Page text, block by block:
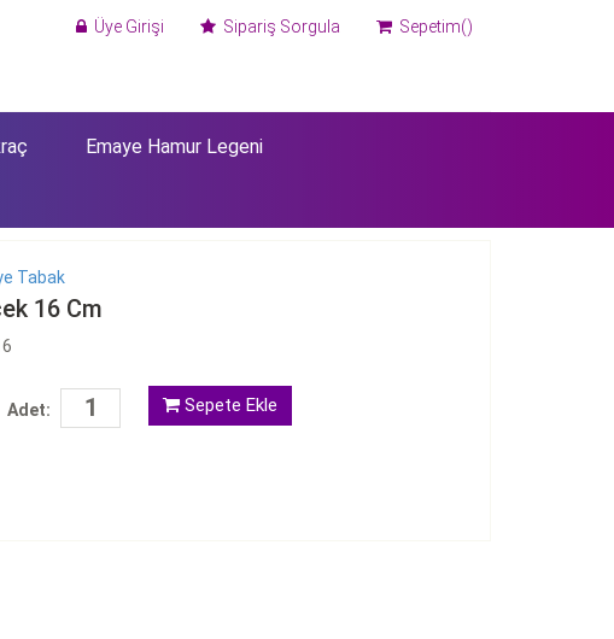
Üye Girişi Sipariş Sorgula Sepetim()
Emaye Hamur Legeni
Tabak
16 Cm
Adet: Sepete Ekle